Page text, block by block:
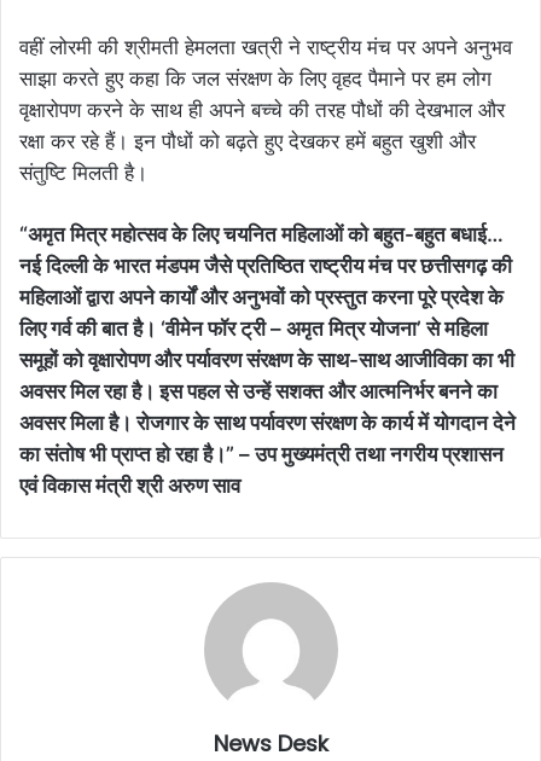
वहीं लोरमी की श्रीमती हेमलता खत्री ने राष्ट्रीय मंच पर अपने अनुभव
साझा करते हुए कहा कि जल संरक्षण के लिए वृहद पैमाने पर हम लोग
वृक्षारोपण करने के साथ ही अपने बच्चे की तरह पौधों की देखभाल और
रक्षा कर रहे हैं। इन पौधों को बढ़ते हुए देखकर हमें बहुत खुशी और
संतुष्टि मिलती है।
“अमृत मित्र महोत्सव के लिए चयनित महिलाओं को बहुत-बहुत बधाई…
नई दिल्ली के भारत मंडपम जैसे प्रतिष्ठित राष्ट्रीय मंच पर छत्तीसगढ़ की
महिलाओं द्वारा अपने कार्यों और अनुभवों को प्रस्तुत करना पूरे प्रदेश के
लिए गर्व की बात है। ‘वीमेन फॉर ट्री – अमृत मित्र योजना’ से महिला
समूहों को वृक्षारोपण और पर्यावरण संरक्षण के साथ-साथ आजीविका का भी
अवसर मिल रहा है। इस पहल से उन्हें सशक्त और आत्मनिर्भर बनने का
अवसर मिला है। रोजगार के साथ पर्यावरण संरक्षण के कार्य में योगदान देने
का संतोष भी प्राप्त हो रहा है।” – उप मुख्यमंत्री तथा नगरीय प्रशासन
एवं विकास मंत्री श्री अरुण साव
News Desk